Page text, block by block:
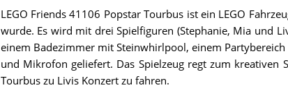
LEGO Friends 41106 Popstar Tourbus ist ein LEGO
wurde. Es wird mit drei Spielfiguren (Stephanie, Mia und
einem Badezimmer mit Steinwhirlpool, einem
und Mikrofon geliefert. Das Spielzeug regt zum kreativen
Tourbus zu Livis Konzert zu fahren.